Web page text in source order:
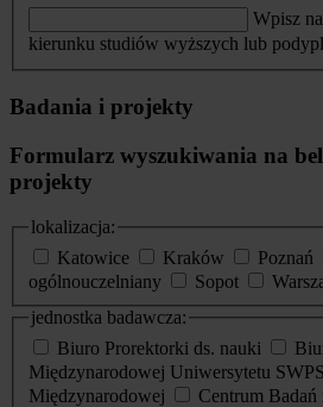
Wpisz
kierunku studiów wyższych lub
Badania i projekty
Formularz wyszukiwania na
projekty
lokalizacja:
Katowice
Kraków Poznań
ogólnouczelniany
Sopot
jednostka badawcza:
Biuro Prorektorki ds. nauki
Międzynarodowej Uniwersytetu SWPS
Międzynarodowej
Centrum